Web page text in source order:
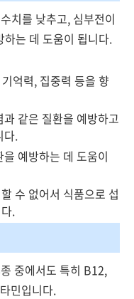
치를 낮추고, 심부전이
는 데 도움이 됩니다.
억력, 집중력 등을 향
같은 질환을 예방하고
다.
예방하는 데 도움이
수 없어서 식품으로 섭
.
중에서도 특히 B12,
민입니다.